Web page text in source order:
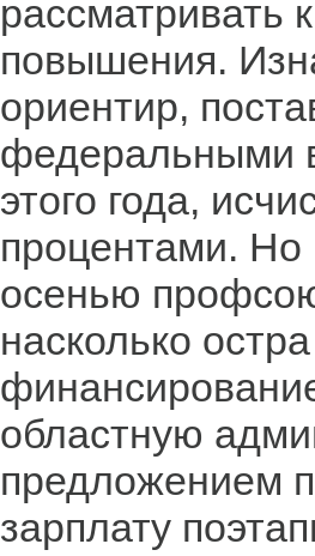
рассматривать
повышения.
ориентир,
федеральными
этого года,
процентами.
осенью
насколько
областную
предложением
зарплату